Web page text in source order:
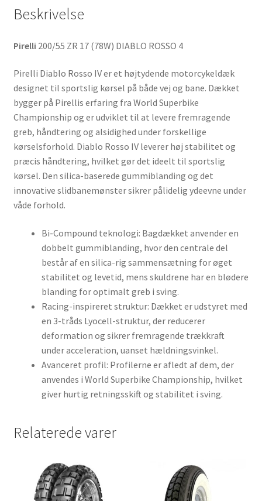
Beskrivelse
Pirelli 200/55 ZR 17 (78W) DIABLO ROSSO 4
Pirelli Diablo Rosso IV er et højtydende motorcykeldæk
designet til sportslig kørsel på både vej og bane. Dækket
bygger på Pirellis erfaring fra World Superbike
Championship og er udviklet til at levere fremragende
greb, håndtering og alsidighed under forskellige
kørselsforhold. Diablo Rosso IV leverer høj stabilitet og
præcis håndtering, hvilket gør det ideelt til sportslig
kørsel. Den silica-baserede gummiblanding og det
innovative slidbanemønster sikrer pålidelig ydeevne under
våde forhold.
Bi-Compound teknologi: Bagdækket anvender en
dobbelt gummiblanding, hvor den centrale del
består af en silica-rig sammensætning for øget
stabilitet og levetid, mens skuldrene har en blødere
blanding for optimalt greb i sving.
Racing-inspireret struktur: Dækket er udstyret med
en 3-tråds Lyocell-struktur, der reducerer
deformation og sikrer fremragende trækkraft
under acceleration, uanset hældningsvinkel.
Avanceret profil: Profilerne er afledt af dem, der
anvendes i World Superbike Championship, hvilket
giver hurtig retningsskift og stabilitet i sving.
Relaterede varer